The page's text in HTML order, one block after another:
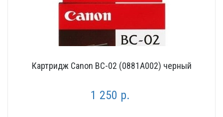
Картридж Canon BC-02 (0881A002) черный
1 250 р.